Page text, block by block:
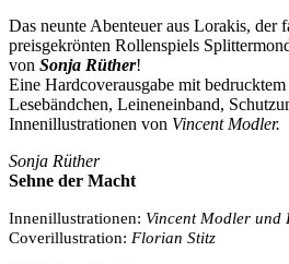
Das neunte Abenteuer aus Lorakis, der
preisgekrönten Rollenspiels
von Sonja Rüther!
Eine Hardcoverausgabe mit
Lesebändchen, Leineneinband,
Innenillustrationen von Vincent Modler.
Sonja Rüther
Sehne der Macht
Innenillustrationen: Vincent Modler und
Coverillustration: Florian Stitz